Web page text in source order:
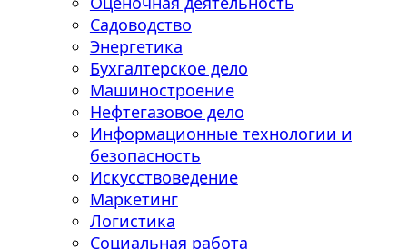
Садоводство
Энергетика
Бухгалтерское дело
Машиностроение
Нефтегазовое дело
Информационные технологии и
безопасность
Искусствоведение
Маркетинг
Логистика
Социальная работа